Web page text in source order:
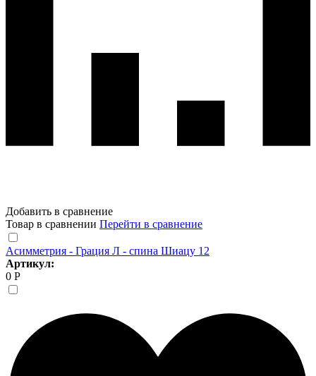
Добавить в сравнение
Товар в сравнении Перейти в сравнение
Асимметрия - Грация Л - спина Шиацу 12
Артикул:
0 Р